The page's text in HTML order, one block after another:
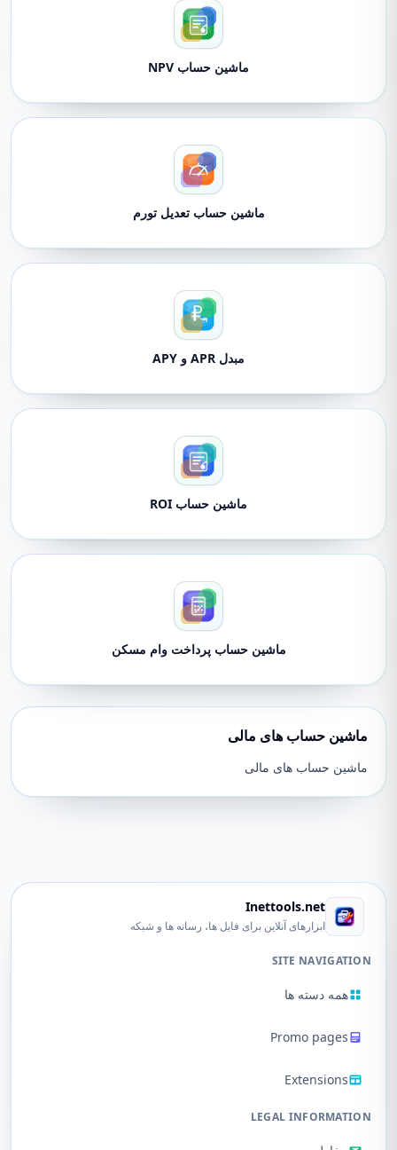
ماشین حساب NPV
ماشین حساب تعدیل تورم
مبدل APR و APY
ماشین حساب ROI
ماشین حساب پرداخت وام مسکن
ماشین حساب های مالی
ماشین حساب های مالی
Inettools.net
ابزارهای آنلاین برای فایل ها، رسانه ها و شبکه
SITE NAVIGATION
همه دسته ها
Promo pages
Extensions
LEGAL INFORMATION